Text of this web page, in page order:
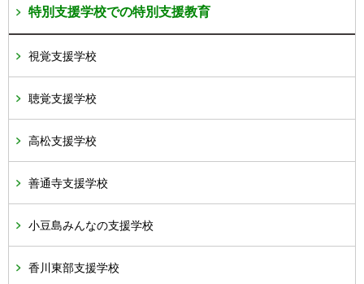
特別支援学校での特別支援教育
視覚支援学校
聴覚支援学校
高松支援学校
善通寺支援学校
小豆島みんなの支援学校
香川東部支援学校